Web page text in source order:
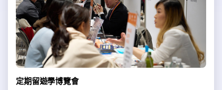
定期留遊學博覽會